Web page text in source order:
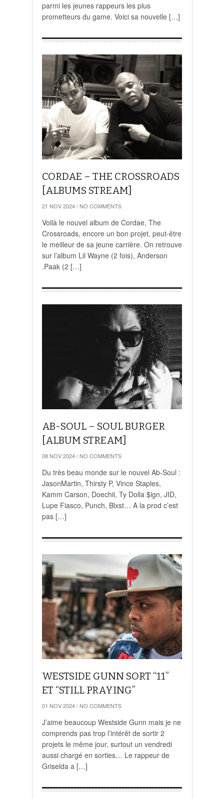
parmi les jeunes rappeurs les plus
prometteurs du game. Voici sa nouvelle […]
CORDAE – THE CROSSROADS
[ALBUMS STREAM]
21 NOV 2024 / NO COMMENTS
Voilà le nouvel album de Cordae, The
Crossroads, encore un bon projet, peut-être
le meilleur de sa jeune carrière. On retrouve
sur l’album Lil Wayne (2 fois), Anderson
.Paak (2 […]
AB-SOUL – SOUL BURGER
[ALBUM STREAM]
08 NOV 2024 / NO COMMENTS
Du très beau monde sur le nouvel Ab-Soul :
JasonMartin, Thirsty P, Vince Staples,
Kamm Carson, Doechii, Ty Dolla $ign, JID,
Lupe Fiasco, Punch, Blxst… A la prod c’est
pas […]
WESTSIDE GUNN SORT “11”
ET “STILL PRAYING”
01 NOV 2024 / NO COMMENTS
J’aime beaucoup Westside Gunn mais je ne
comprends pas trop l’intérêt de sortir 2
projets le même jour, surtout un vendredi
aussi chargé en sorties… Le rappeur de
Griselda a […]